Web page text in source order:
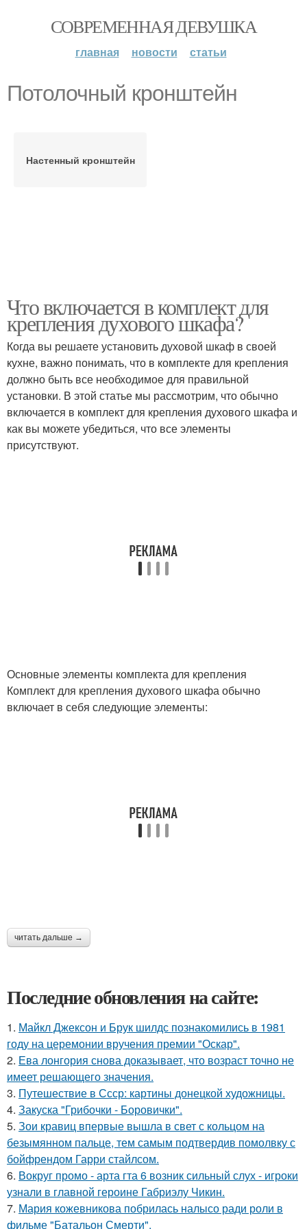
СОВРЕМЕННАЯ ДЕВУШКА
главная новости статьи
Потолочный кронштейн
Настенный кронштейн
Что включается в комплект для
крепления духового шкафа?
Когда вы решаете установить духовой шкаф в своей
кухне, важно понимать, что в комплекте для крепления
должно быть все необходимое для правильной
установки. В этой статье мы рассмотрим, что обычно
включается в комплект для крепления духового шкафа и
как вы можете убедиться, что все элементы
присутствуют.
Основные элементы комплекта для крепления
Комплект для крепления духового шкафа обычно
включает в себя следующие элементы:
читать дальше →
Последние обновления на сайте:
1. Майкл Джексон и Брук шилдс познакомились в 1981
году на церемонии вручения премии "Оскар".
2. Ева лонгория снова доказывает, что возраст точно не
имеет решающего значения.
3. Путешествие в Ссср: картины донецкой художницы.
4. Закуска "Грибочки - Боровички".
5. Зои кравиц впервые вышла в свет с кольцом на
безымянном пальце, тем самым подтвердив помолвку с
бойфрендом Гарри стайлсом.
6. Вокруг промо - арта гта 6 возник сильный слух - игроки
узнали в главной героине Габриэлу Чикин.
7. Мария кожевникова побрилась налысо ради роли в
фильме "Батальон Смерти".